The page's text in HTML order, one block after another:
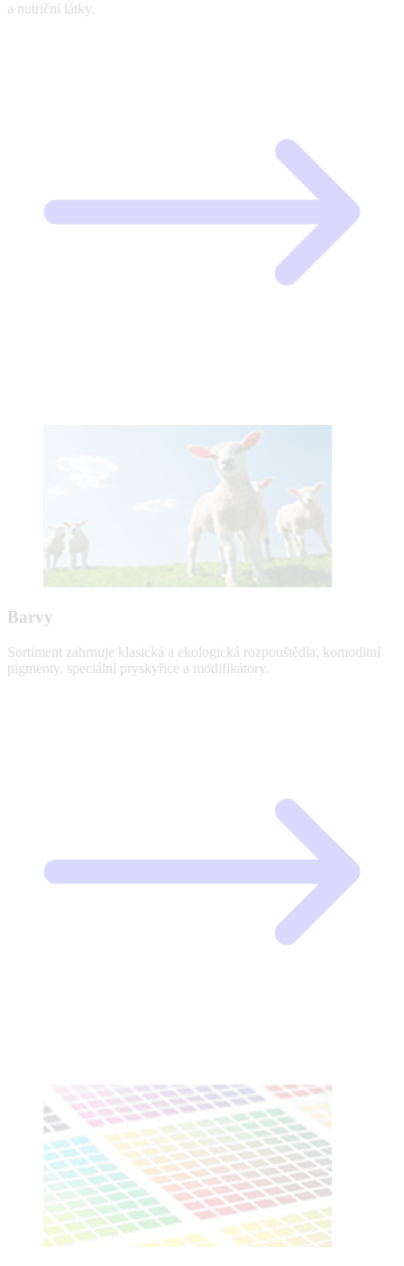
a nutriční látky.
Barvy
Sortiment zahrnuje klasická a ekologická rozpouštědla, komoditní
pigmenty, speciální pryskyřice a modifikátory.